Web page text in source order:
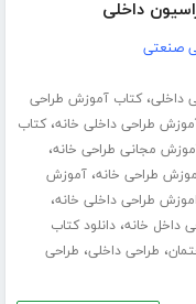
داخلی
صنعتی
داخلی،کتاب آموزش طراحی
طراحی داخلی خانه،کتاب
مجانی طراحی خانه،
طراحی خانه،آموزش
اموزش طراحی داخلی خانه،
داخل خانه،دانلود کتاب
، طراحی داخلی، طراحی